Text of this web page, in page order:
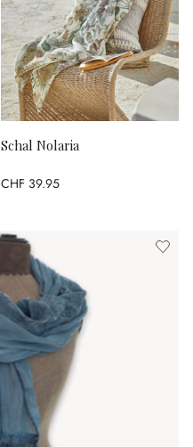
Schal Nolaria
CHF 39.95